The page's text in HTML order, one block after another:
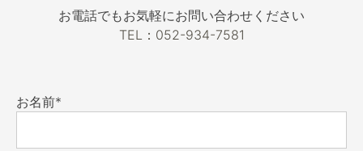
お電話でもお気軽にお問い合わせください
TEL：052-934-7581
お名前*